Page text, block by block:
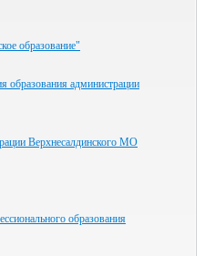
образование"
образования администрации
Верхнесалдинского МО
образования